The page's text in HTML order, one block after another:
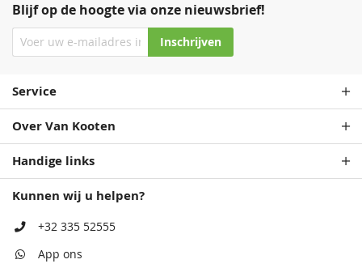
Blijf op de hoogte via onze nieuwsbrief!
Inschrijven
Service
Over Van Kooten
Handige links
Kunnen wij u helpen?
+32 335 52555
App ons